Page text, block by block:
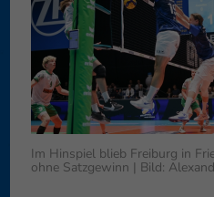
Im Hinspiel blieb Freiburg in
ohne Satzgewinn | Bild:
können Ihre Einwilligung zu
weitere Informationen anzeigen
Cookies auswählen.
Speichern Nur
Datenschutzeinstellungen
Essenziell (1)